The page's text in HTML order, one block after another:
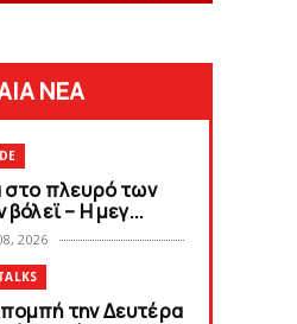
ΝΕΑ
στο πλευρό των
– H μεγ...
2026
την Δευτέρα